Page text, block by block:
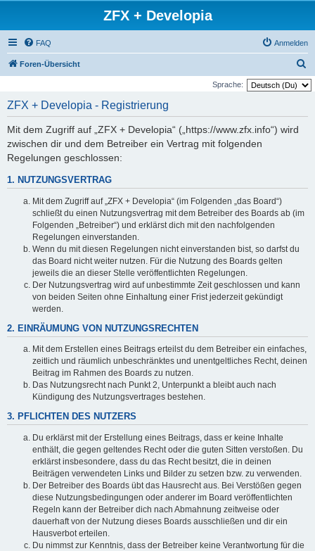
ZFX + Developia
FAQ Anmelden
Foren-Übersicht
u
Sprache:
ZFX + Developia - Registrierung
Mit dem Zugriff auf „ZFX + Developia“ („https://www.zfx.info“) wird
zwischen dir und dem Betreiber ein Vertrag mit folgenden
Regelungen geschlossen:
1. NUTZUNGSVERTRAG
Mit dem Zugriff auf „ZFX + Developia“ (im Folgenden „das Board“)
schließt du einen Nutzungsvertrag mit dem Betreiber des Boards ab (im
Folgenden „Betreiber“) und erklärst dich mit den nachfolgenden
Regelungen einverstanden.
Wenn du mit diesen Regelungen nicht einverstanden bist, so darfst du
das Board nicht weiter nutzen. Für die Nutzung des Boards gelten
jeweils die an dieser Stelle veröffentlichten Regelungen.
Der Nutzungsvertrag wird auf unbestimmte Zeit geschlossen und kann
von beiden Seiten ohne Einhaltung einer Frist jederzeit gekündigt
werden.
2. EINRÄUMUNG VON NUTZUNGSRECHTEN
Mit dem Erstellen eines Beitrags erteilst du dem Betreiber ein einfaches,
zeitlich und räumlich unbeschränktes und unentgeltliches Recht, deinen
Beitrag im Rahmen des Boards zu nutzen.
Das Nutzungsrecht nach Punkt 2, Unterpunkt a bleibt auch nach
Kündigung des Nutzungsvertrages bestehen.
3. PFLICHTEN DES NUTZERS
Du erklärst mit der Erstellung eines Beitrags, dass er keine Inhalte
enthält, die gegen geltendes Recht oder die guten Sitten verstoßen. Du
erklärst insbesondere, dass du das Recht besitzt, die in deinen
Beiträgen verwendeten Links und Bilder zu setzen bzw. zu verwenden.
Der Betreiber des Boards übt das Hausrecht aus. Bei Verstößen gegen
diese Nutzungsbedingungen oder anderer im Board veröffentlichten
Regeln kann der Betreiber dich nach Abmahnung zeitweise oder
dauerhaft von der Nutzung dieses Boards ausschließen und dir ein
Hausverbot erteilen.
Du nimmst zur Kenntnis, dass der Betreiber keine Verantwortung für die